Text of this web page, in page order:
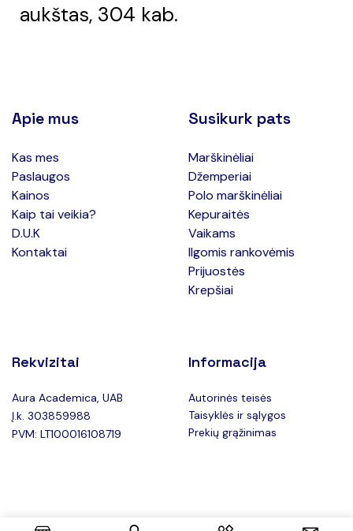
aukštas, 304 kab.
Apie mus
Kas mes
Paslaugos
Kainos
Kaip tai veikia?
D.U.K
Kontaktai
Susikurk pats
Marškinėliai
Džemperiai
Polo marškinėliai
Kepuraitės
Vaikams
Ilgomis rankovėmis
Prijuostės
Krepšiai
Rekvizitai
Aura Academica, UAB
Į.k. 303859988
PVM: LT100016108719
Informacija
Autorinės teisės
Taisyklės ir sąlygos
Prekių grąžinimas
Copyright © 2025 Teeboxas.lt – Privatumo politika